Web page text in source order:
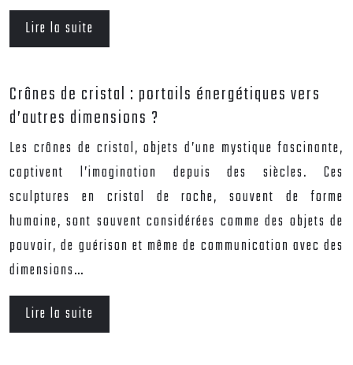
Lire la suite
Crânes de cristal : portails énergétiques vers
d’autres dimensions ?
Les crânes de cristal, objets d’une mystique fascinante,
captivent l’imagination depuis des siècles. Ces
sculptures en cristal de roche, souvent de forme
humaine, sont souvent considérées comme des objets de
pouvoir, de guérison et même de communication avec des
dimensions…
Lire la suite